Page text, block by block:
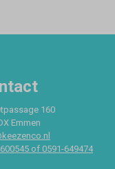
160
Emmen
of 0591-649474